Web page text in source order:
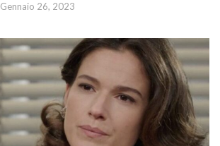
Gennaio 26, 2023